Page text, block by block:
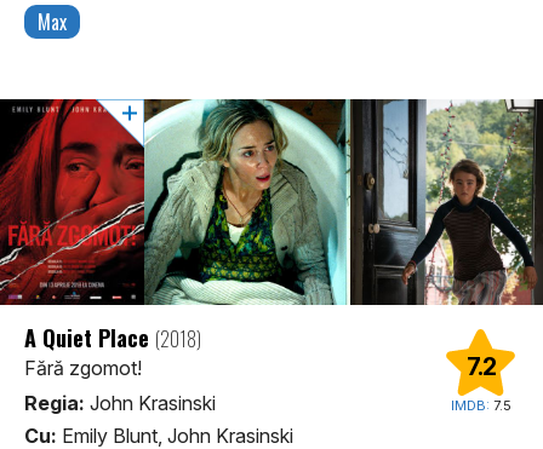
Max
7.2
IMDB: 7.5
A Quiet Place (2018)
Fără zgomot!
Regia: John Krasinski
Cu: Emily Blunt, John Krasinski